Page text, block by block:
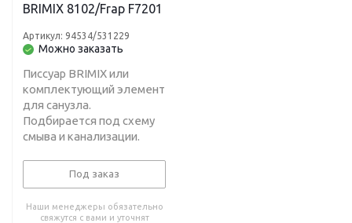
BRIMIX 8102/Frap F7201
Можно заказать
Артикул: 94534/531229
Писсуар BRIMIX или
комплектующий элемент
для санузла.
Подбирается под схему
смыва и канализации.
Под заказ
Наши менеджеры обязательно
свяжутся с вами и уточнят